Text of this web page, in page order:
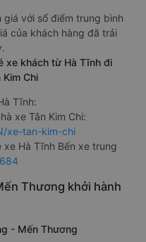
giá với số điểm trung bình
của khách hàng đã trải
xe khách từ Hà Tĩnh đi
Chi
Tĩnh:
xe Tân Kim Chi:
xe-tan-kim-chi
xe Hà Tĩnh Bến xe trung
Thương khởi hành
- Mến Thương